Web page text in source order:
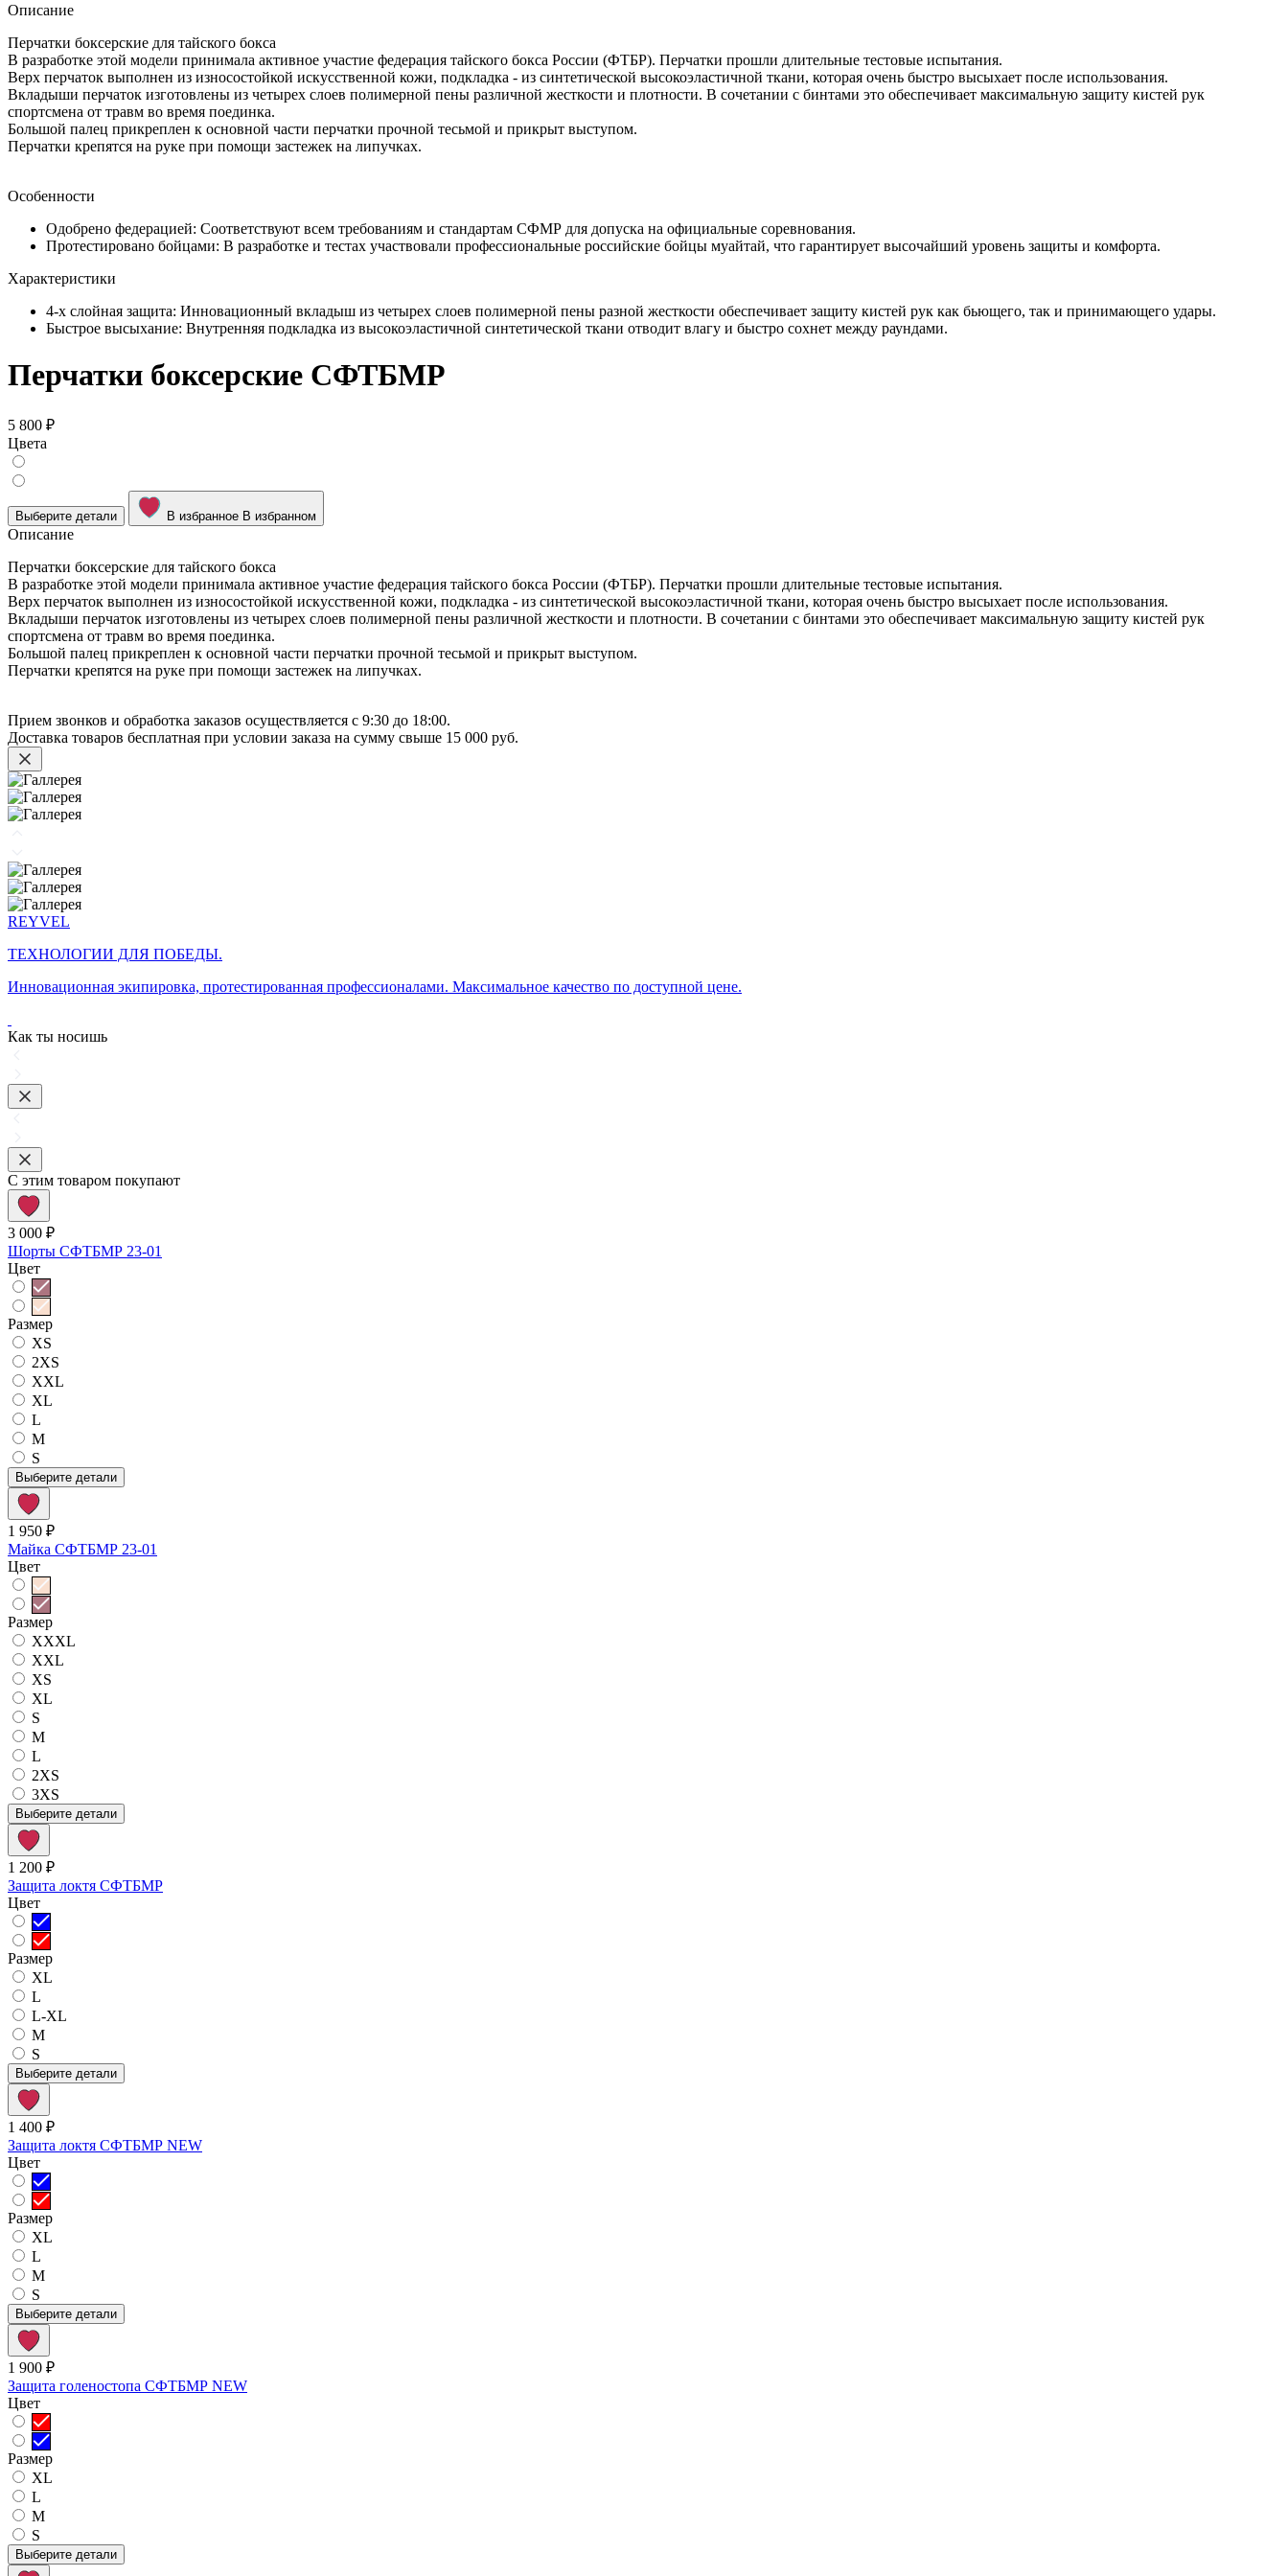
Описание
Перчатки боксерские для тайского бокса
В разработке этой модели принимала активное участие федерация тайского бокса России (ФТБР). Перчатки прошли длительные тестовые испытания.
Верх перчаток выполнен из износостойкой искусственной кожи, подкладка - из синтетической высокоэластичной ткани, которая очень быстро высыхает после использования.
Вкладыши перчаток изготовлены из четырех слоев полимерной пены различной жесткости и плотности. В сочетании с бинтами это обеспечивает максимальную защиту кистей рук
спортсмена от травм во время поединка.
Большой палец прикреплен к основной части перчатки прочной тесьмой и прикрыт выступом.
Перчатки крепятся на руке при помощи застежек на липучках.
Особенности
Одобрено федерацией: Соответствуют всем требованиям и стандартам СФМР для допуска на официальные соревнования.
Протестировано бойцами: В разработке и тестах участвовали профессиональные российские бойцы муайтай, что гарантирует высочайший уровень защиты и комфорта.
Характеристики
4-х слойная защита: Инновационный вкладыш из четырех слоев полимерной пены разной жесткости обеспечивает защиту кистей рук как бьющего, так и принимающего удары.
Быстрое высыхание: Внутренняя подкладка из высокоэластичной синтетической ткани отводит влагу и быстро сохнет между раундами.
Перчатки боксерские СФТБМР
5 800 ₽
Цвета
Выберите детали В избранное В избранном
Описание
Перчатки боксерские для тайского бокса
В разработке этой модели принимала активное участие федерация тайского бокса России (ФТБР). Перчатки прошли длительные тестовые испытания.
Верх перчаток выполнен из износостойкой искусственной кожи, подкладка - из синтетической высокоэластичной ткани, которая очень быстро высыхает после использования.
Вкладыши перчаток изготовлены из четырех слоев полимерной пены различной жесткости и плотности. В сочетании с бинтами это обеспечивает максимальную защиту кистей рук
спортсмена от травм во время поединка.
Большой палец прикреплен к основной части перчатки прочной тесьмой и прикрыт выступом.
Перчатки крепятся на руке при помощи застежек на липучках.
Прием звонков и обработка заказов осуществляется с 9:30 до 18:00.
Доставка товаров бесплатная при условии заказа на сумму свыше 15 000 руб.
REYVEL
ТЕХНОЛОГИИ ДЛЯ ПОБЕДЫ.
Инновационная экипировка, протестированная профессионалами. Максимальное качество по доступной цене.
Как ты носишь
С этим товаром покупают
3 000 ₽
Шорты СФТБМР 23-01
Цвет
Размер
XS
2XS
XXL
XL
L
M
S
Выберите детали
1 950 ₽
Майка СФТБМР 23-01
Цвет
Размер
XXXL
XXL
XS
XL
S
M
L
2XS
3XS
Выберите детали
1 200 ₽
Защита локтя СФТБМР
Цвет
Размер
XL
L
L-XL
M
S
Выберите детали
1 400 ₽
Защита локтя СФТБМР NEW
Цвет
Размер
XL
L
M
S
Выберите детали
1 900 ₽
Защита голеностопа СФТБМР NEW
Цвет
Размер
XL
L
M
S
Выберите детали